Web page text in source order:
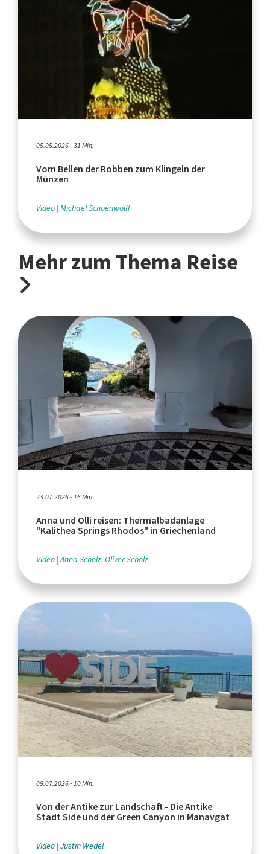
05.05.2026 - 31 Min.
Vom Bellen der Robben zum Klingeln der
Münzen
Video Michael Schoenwolff
Mehr zum Thema Reise
23.07.2026 - 16 Min.
Anna und Olli reisen: Thermalbadanlage
"Kalithea Springs Rhodos" in Griechenland
Video Anna Scholz, Oliver Scholz
09.07.2026 - 10 Min.
Von der Antike zur Landschaft - Die Antike
Stadt Side und der Green Canyon in Manavgat
Video Justin Wedel